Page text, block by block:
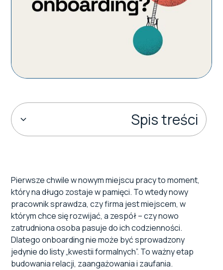
Pierwsze chwile w nowym miejscu pracy to moment,
który na długo zostaje w pamięci. To wtedy nowy
pracownik sprawdza, czy firma jest miejscem, w
którym chce się rozwijać, a zespół – czy nowo
zatrudniona osoba pasuje do ich codzienności.
Dlatego onboarding nie może być sprowadzony
jedynie do listy „kwestii formalnych”. To ważny etap
budowania relacji, zaangażowania i zaufania.
Spis treści
Onboarding z trzech perspektyw
Organizacja
Zespół
Pracownik